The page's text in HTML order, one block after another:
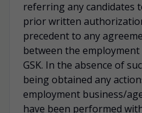
referring any candidates
prior written
precedent to any
between the
GSK. In the absence of
being obtained any
employment business/
have been performed